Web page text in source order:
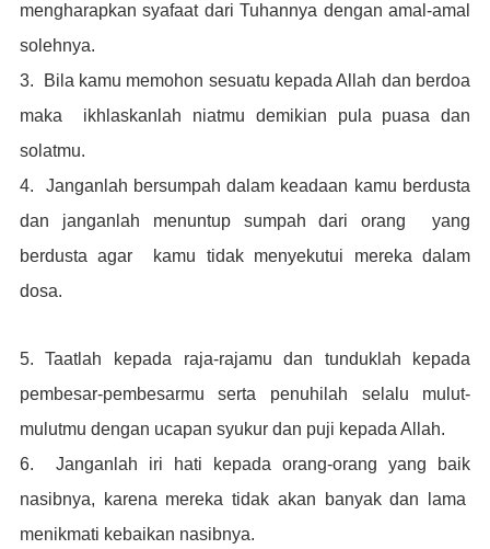
mengharapkan syafaat dari Tuhannya dengan amal-amal
solehnya.
3. Bila kamu memohon sesuatu kepada Allah dan berdoa
maka ikhlaskanlah niatmu demikian pula puasa dan
solatmu.
4. Janganlah bersumpah dalam keadaan kamu berdusta
dan janganlah menuntup sumpah dari orang yang
berdusta agar kamu tidak menyekutui mereka dalam
dosa.
5. Taatlah kepada raja-rajamu dan tunduklah kepada
pembesar-pembesarmu serta penuhilah selalu mulut-
mulutmu dengan ucapan syukur dan puji kepada Allah.
6. Janganlah iri hati kepada orang-orang yang baik
nasibnya, karena mereka tidak akan banyak dan lama
menikmati kebaikan nasibnya.